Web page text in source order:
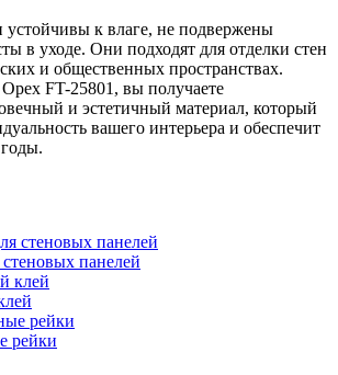
устойчивы к влаге, не подвержены
в уходе. Они подходят для отделки стен
и общественных пространствах.
FT-25801, вы получаете
и эстетичный материал, который
вашего интерьера и обеспечит
панелей
рейки